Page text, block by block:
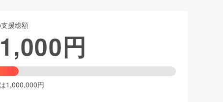
ファッション
援総額
円
1,000,000円